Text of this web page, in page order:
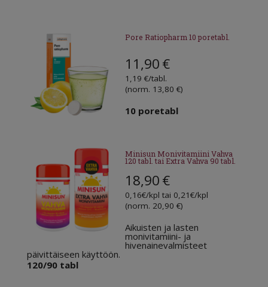
Pore Ratiopharm 10 poretabl.
11,90€
1,19 €/tabl.
(norm. 13,80 €)
10 poretabl
Minisun Monivitamiini Vahva
120 tabl. tai Extra Vahva 90 tabl.
18,90€
0,16€/kpl tai 0,21€/kpl
(norm. 20,90 €)
Aikuisten ja lasten
monivitamiini- ja
hivenainevalmisteet
päivittäiseen käyttöön.
120/90 tabl